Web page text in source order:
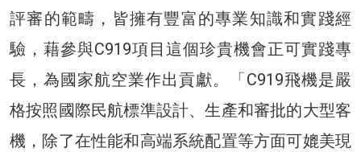
評審的範疇，皆擁有豐富的專業知識和實踐經
驗，藉參與C919項目這個珍貴機會正可實踐專
長，為國家航空業作出貢獻。「C919飛機是嚴
格按照國際民航標準設計、生產和審批的大型客
機，除了在性能和高端系統配置等方面可媲美現